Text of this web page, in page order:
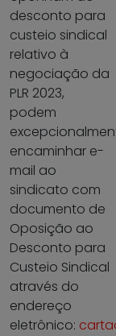
desconto para
custeio sindical
relativo à
negociação da
PLR 2023,
podem
encaminhar e-
mail ao
sindicato com
documento de
Oposição ao
Desconto para
Custeio Sindical
através do
endereço
eletrônico: